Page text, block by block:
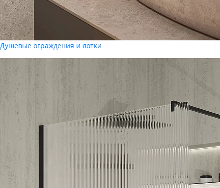
Душевые ограждения и лотки